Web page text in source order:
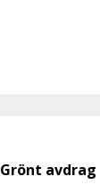
Grönt avdrag